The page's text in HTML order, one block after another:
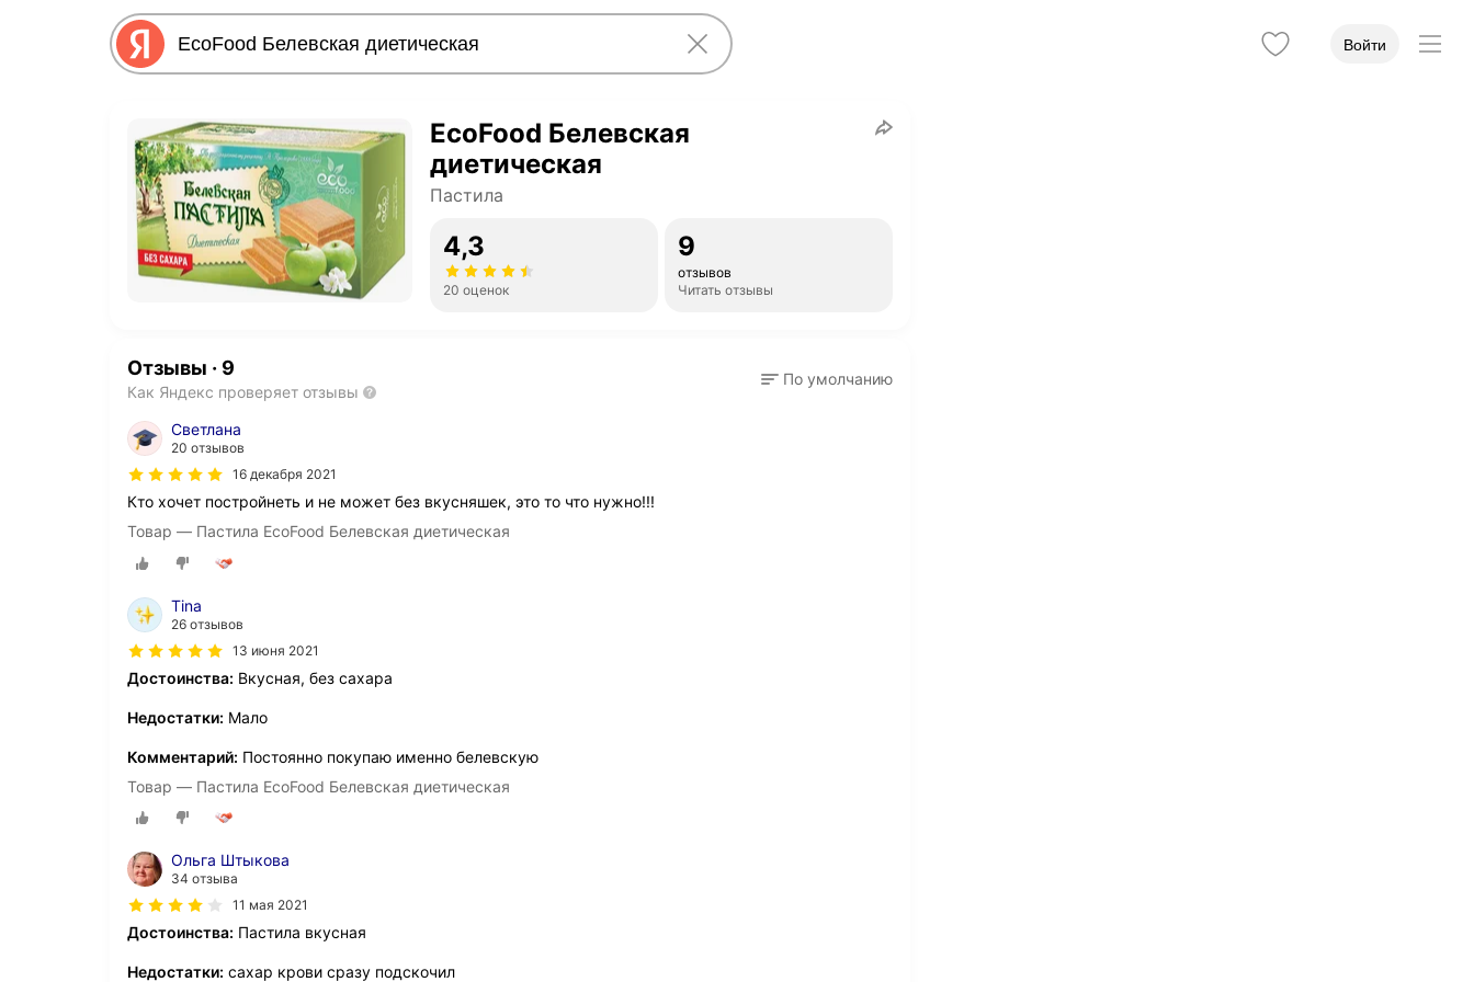
Войти
EcoFood Белевская
диетическая
Пастила
4,3
20 оценок
9
отзывов
Читать отзывы
Отзывы · 9
Как Яндекс проверяет отзывы
По умолчанию
Светлана
20 отзывов
16 декабря 2021
Кто хочет постройнеть и не может без вкусняшек, это то что нужно!!!
Товар — Пастила EcoFood Белевская диетическая
Tina
26 отзывов
13 июня 2021
Достоинства: Вкусная, без сахара
Недостатки: Мало
Комментарий: Постоянно покупаю именно белевскую
Товар — Пастила EcoFood Белевская диетическая
Ольга Штыкова
34 отзыва
11 мая 2021
Достоинства: Пастила вкусная
Недостатки: сахар крови сразу подскочил